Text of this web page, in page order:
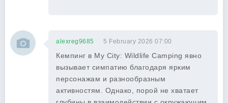
alexreg9685 5 February 2026 07:00
Кемпинг в My City: Wildlife Camping явно
вызывает симпатию благодаря ярким
персонажам и разнообразным
активностям. Однако, порой не хватает